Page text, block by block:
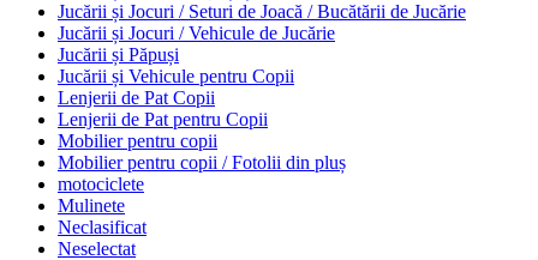
Jucării și Jocuri / Seturi de Joacă / Bucătării de Jucărie
Jucării și Jocuri / Vehicule de Jucărie
Jucării și Păpuși
Jucării și Vehicule pentru Copii
Lenjerii de Pat Copii
Lenjerii de Pat pentru Copii
Mobilier pentru copii
Mobilier pentru copii / Fotolii din pluș
motociclete
Mulinete
Neclasificat
Neselectat